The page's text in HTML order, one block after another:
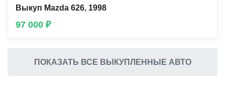
Выкуп Mazda 626, 1998
97 000 ₽
ПОКАЗАТЬ ВСЕ ВЫКУПЛЕННЫЕ АВТО